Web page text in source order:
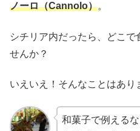
ノーロ（Cannolo）。
シチリア内だったら、どこで
せんか？
いえいえ！そんなことはあり
和菓子で例える